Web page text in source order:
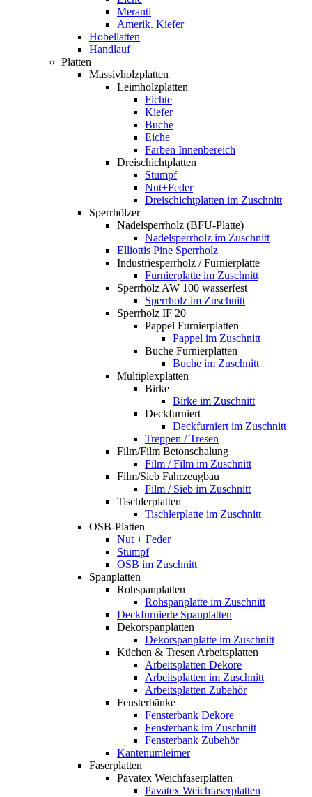
Meranti
Amerik. Kiefer
Hobellatten
Handlauf
Platten
Massivholzplatten
Leimholzplatten
Fichte
Kiefer
Buche
Eiche
Farben Innenbereich
Dreischichtplatten
Stumpf
Nut+Feder
Dreischichtplatten im Zuschnitt
Sperrhölzer
Nadelsperrholz (BFU-Platte)
Nadelsperrholz im Zuschnitt
Elliottis Pine Sperrholz
Industriesperrholz / Furnierplatte
Furnierplatte im Zuschnitt
Sperrholz AW 100 wasserfest
Sperrholz im Zuschnitt
Sperrholz IF 20
Pappel Furnierplatten
Pappel im Zuschnitt
Buche Furnierplatten
Buche im Zuschnitt
Multiplexplatten
Birke
Birke im Zuschnitt
Deckfurniert
Deckfurniert im Zuschnitt
Treppen / Tresen
Film/Film Betonschalung
Film / Film im Zuschnitt
Film/Sieb Fahrzeugbau
Film / Sieb im Zuschnitt
Tischlerplatten
Tischlerplatte im Zuschnitt
OSB-Platten
Nut + Feder
Stumpf
OSB im Zuschnitt
Spanplatten
Rohspanplatten
Rohspanplatte im Zuschnitt
Deckfurnierte Spanplatten
Dekorspanplatten
Dekorspanplatte im Zuschnitt
Küchen & Tresen Arbeitsplatten
Arbeitsplatten Dekore
Arbeitsplatten im Zuschnitt
Arbeitsplatten Zubehör
Fensterbänke
Fensterbank Dekore
Fensterbank im Zuschnitt
Fensterbank Zubehör
Kantenumleimer
Faserplatten
Pavatex Weichfaserplatten
Pavatex Weichfaserplatten